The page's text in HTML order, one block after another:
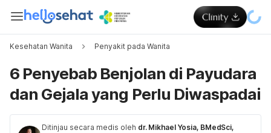
Kesehatan Wanita Penyakit pada Wanita
6 Penyebab Benjolan di Payudara
dan Gejala yang Perlu Diwaspadai
Ditinjau secara medis oleh dr. Mikhael Yosia, BMedSci,